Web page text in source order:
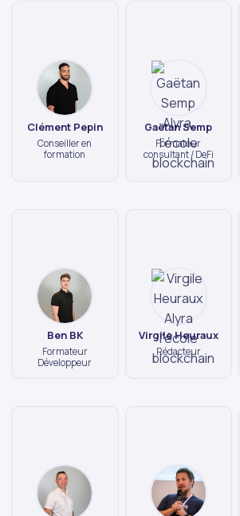
Clément Pepin
Conseiller en
formation
Gaëtan Semp
Formateur
consultant / DeFi
Ben BK
Formateur
Développeur
Virgile Heuraux
Rédacteur